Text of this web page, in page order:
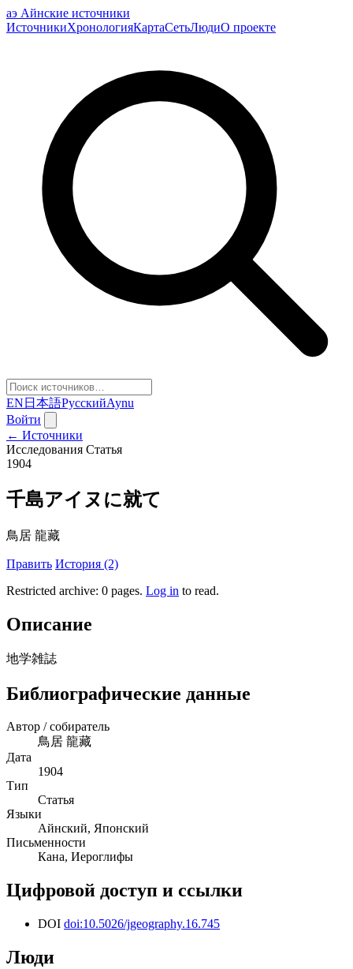
аэ Айнские источники
ИсточникиХронологияКартаСетьЛюдиО проекте
EN 日本語РусскийAynu
Войти
← Источники
Исследования Статья
1904
千島アイヌに就て
鳥居 龍藏
Править История (2)
Restricted archive: 0 pages. Log in to read.
Описание
地学雑誌
Библиографические данные
Автор / собиратель
鳥居 龍藏
Дата
1904
Тип
Статья
Языки
Айнский, Японский
Письменности
Кана, Иероглифы
Цифровой доступ и ссылки
DOI doi:10.5026/jgeography.16.745
Люди